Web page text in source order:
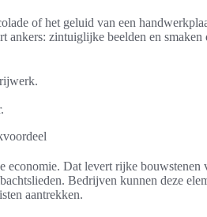
of het geluid van een
ankers: zintuiglijke beelden en smaken
economie. Dat levert rijke bouwstenen
Bedrijven kunnen deze
aantrekken.